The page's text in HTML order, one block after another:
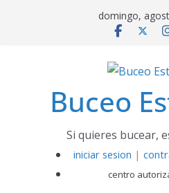
domingo,
Buceo
Si quieres bucear,
iniciar sesion |
centro